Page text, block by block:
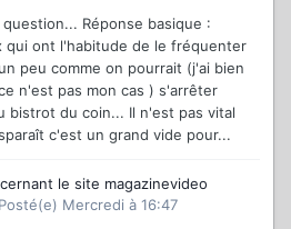
Réponse basique :
qui ont l'habitude de le fréquenter
peu comme on pourrait (j'ai bien
n'est pas mon cas ) s'arrêter
bistrot du coin... Il n'est pas vital
c'est un grand vide pour...
le site magazinevideo
Posté(e) Mercredi à 16:47